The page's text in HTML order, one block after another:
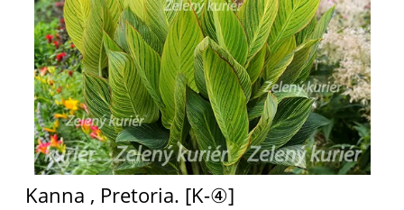
Kanna , Pretoria. [K-④]